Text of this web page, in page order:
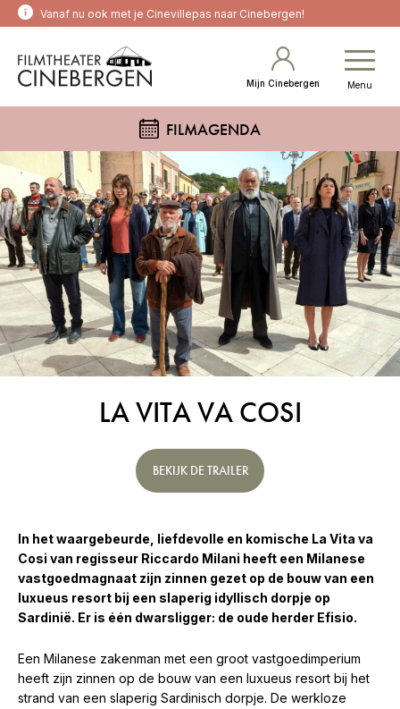
Vanaf nu ook met je Cinevillepas naar Cinebergen!
Mijn Cinebergen Menu
FILMAGENDA
LA VITA VA COSI
BEKIJK DE TRAILER
In het waargebeurde, liefdevolle en komische La Vita va
Cosi van regisseur Riccardo Milani heeft een Milanese
vastgoedmagnaat zijn zinnen gezet op de bouw van een
luxueus resort bij een slaperig idyllisch dorpje op
Sardinië. Er is één dwarsligger: de oude herder Efisio.
Een Milanese zakenman met een groot vastgoedimperium
heeft zijn zinnen op de bouw van een luxueus resort bij het
strand van een slaperig Sardinisch dorpje. De werkloze